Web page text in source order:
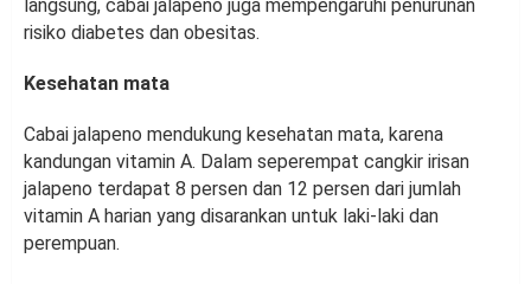
langsung, cabai jalapeno juga mempengaruhi penurunan
risiko diabetes dan obesitas.
Kesehatan mata
Cabai jalapeno mendukung kesehatan mata, karena
kandungan vitamin A. Dalam seperempat cangkir irisan
jalapeno terdapat 8 persen dan 12 persen dari jumlah
vitamin A harian yang disarankan untuk laki-laki dan
perempuan.